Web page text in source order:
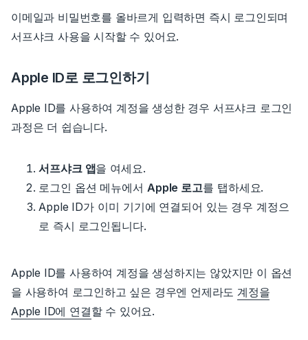
이메일과 비밀번호를 올바르게 입력하면 즉시 로그인되며
서프샤크 사용을 시작할 수 있어요.
Apple ID로 로그인하기
Apple ID를 사용하여 계정을 생성한 경우 서프샤크 로그인
과정은 더 쉽습니다.
서프샤크 앱을 여세요.
로그인 옵션 메뉴에서 Apple 로고를 탭하세요.
Apple ID가 이미 기기에 연결되어 있는 경우 계정으
로 즉시 로그인됩니다.
Apple ID를 사용하여 계정을 생성하지는 않았지만 이 옵션
을 사용하여 로그인하고 싶은 경우엔 언제라도 계정을
Apple ID에 연결할 수 있어요.